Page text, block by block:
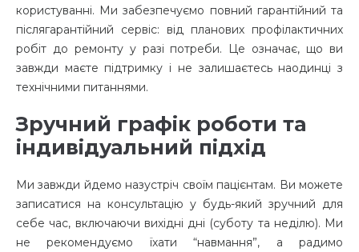
користуванні. Ми забезпечуємо повний гарантійний та
післягарантійний сервіс: від планових профілактичних
робіт до ремонту у разі потреби. Це означає, що ви
завжди маєте підтримку і не залишаєтесь наодинці з
технічними питаннями.
Зручний графік роботи та
індивідуальний підхід
Ми завжди йдемо назустріч своїм пацієнтам. Ви можете
записатися на консультацію у будь-який зручний для
себе час, включаючи вихідні дні (суботу та неділю). Ми
не рекомендуємо їхати “навмання”, а радимо